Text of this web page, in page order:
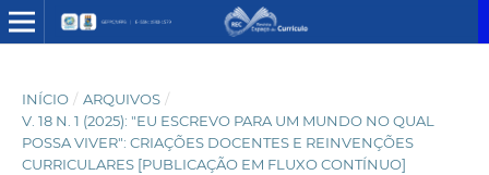
INÍCIO / ARQUIVOS /
V. 18 N. 1 (2025): "EU ESCREVO PARA UM MUNDO NO QUAL
POSSA VIVER": CRIAÇÕES DOCENTES E REINVENÇÕES
CURRICULARES [PUBLICAÇÃO EM FLUXO CONTÍNUO]